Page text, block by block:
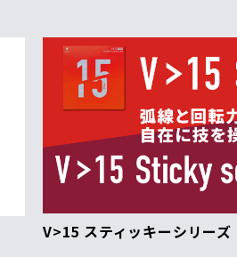
V>15 スティッキーシリーズ